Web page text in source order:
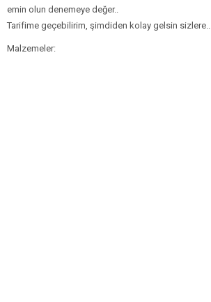
emin olun denemeye değer..
Tarifime geçebilirim, şimdiden kolay gelsin sizlere..
Malzemeler: